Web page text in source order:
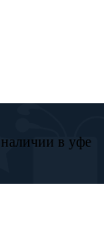
в уфе